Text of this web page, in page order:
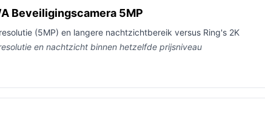
Beveiligingscamera 5MP
(5MP) en langere nachtzichtbereik versus Ring's 2K
en nachtzicht binnen hetzelfde prijsniveau